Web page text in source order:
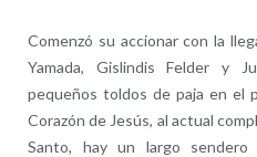
Comenzó su accionar con la
Yamada, Gislindis Felder y
pequeños toldos de paja en el
Corazón de Jesús, al actual
Santo, hay un largo